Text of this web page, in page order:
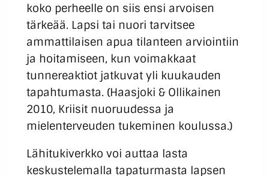
koko perheelle on siis ensi arvoisen
tärkeää. Lapsi tai nuori tarvitsee
ammattilaisen apua tilanteen arviointiin
ja hoitamiseen, kun voimakkaat
tunnereaktiot jatkuvat yli kuukauden
tapahtumasta. (Haasjoki & Ollikainen
2010, Kriisit nuoruudessa ja
mielenterveuden tukeminen koulussa.)
Lähitukiverkko voi auttaa lasta
keskustelemalla tapaturmasta lapsen